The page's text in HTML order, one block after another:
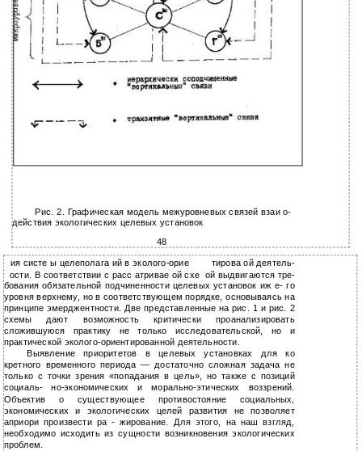
Рис. 2. Графическая модель межуровневых связей взаи о-
действия экологических целевых установок
48
ия систе ы целеполага ий в эколого-орие
тирова ой деятель-
ости. В соответствии с расс атривае ой схе ой выдвигаются тре-
бования обязательной подчиненности целевых установок иж е- го
уровня верхнему, но в соответствующем порядке, основываясь на
принципе эмерджентности. Две представленные на рис. 1 и рис. 2
схемы дают возможность критически проанализировать
сложившуюся практику не только исследовательской, но и
практической эколого-ориентированной деятельности.
Выявление приоритетов в целевых установках для ко
кретного временного периода — достаточно сложная задача не
только с точки зрения «попадания в цель», но также с позиций
социаль- но-экономических и морально-этических воззрений.
Объектив о существующее противостояние социальных,
экономических и экологических целей развития не позволяет
априори произвести ра - жирование. Для этого, на наш взгляд,
необходимо исходить из сущности возникновения экологических
проблем.